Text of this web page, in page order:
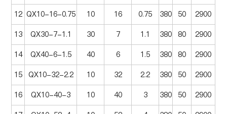
12 QX10-16-0.75 10 16 0.75 380 50
2900
13
QX30-7-1.1 30 7 1.1 380 80
2900
14
QX40-6-1.5 40 6 1.5 380 80
2900
15
QX10-32-2.2 10 32 2.2 380 50
2900
16
QX10-40-3 10 40 3 380 50
2900